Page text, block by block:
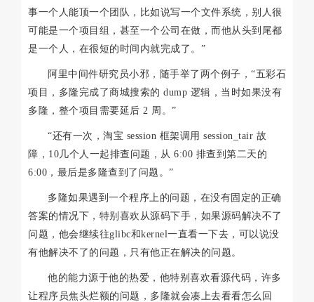
事一个人能顶一个团队，比如说写一个文件系统，别人很
可能是一个项目组，甚至一个公司在做，而他从头到尾都
是一个人，在很短的时间内就完成了。”
阿里中间件研究员小邪，随手举了两个例子，“五彩石
项目，多隆完成了商城搜索的 dump 逻辑，当时如果没有
多隆，整个项目需要延后 2 周。”
“还有一次，淘宝 session 框架调用 session_tair 故
障，10几个人一起排查问题，从 6:00 排查到第二天的
6:00，最后是多隆查到了问题。”
多隆如果遇到一个程序上的问题，在没有固定的正确
答案的情况下，特别喜欢从源码下手，如果源码解决不了
问题，他会继续往glibc和kernel一直看一下去，可以说没
有他解决不了的问题，只有他正在解决的问题。
他的能力源于他的热爱，他特别喜欢看源代码，许多
让程序员焦头烂额的问题，多隆就会凑上去看看怎么回